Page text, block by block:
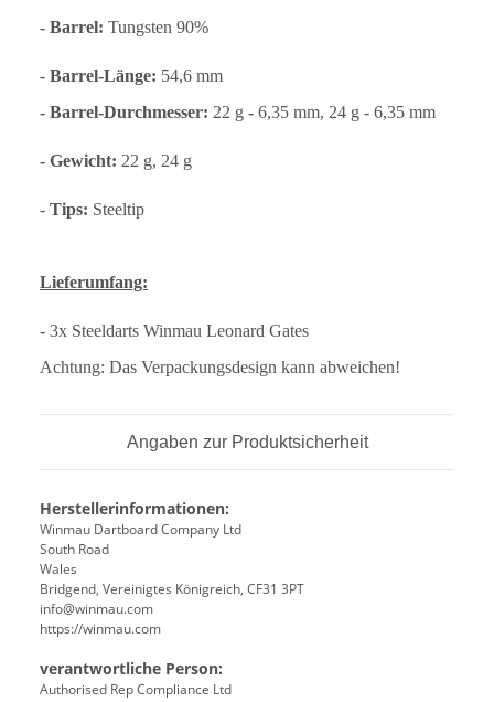
- Barrel: Tungsten 90%
- Barrel-Länge: 54,6 mm
- Barrel-Durchmesser: 22 g - 6,35 mm, 24 g - 6,35 mm
- Gewicht: 22 g, 24 g
- Tips: Steeltip
Lieferumfang:
- 3x Steeldarts Winmau Leonard Gates
Achtung: Das Verpackungsdesign kann abweichen!
Angaben zur Produktsicherheit
Herstellerinformationen:
Winmau Dartboard Company Ltd
South Road
Wales
Bridgend, Vereinigtes Königreich, CF31 3PT
info@winmau.com
https://winmau.com
verantwortliche Person:
Authorised Rep Compliance Ltd